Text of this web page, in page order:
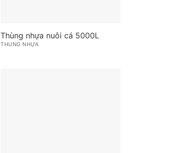
Thùng nhựa nuôi cá 5000L
THÙNG NHỰA